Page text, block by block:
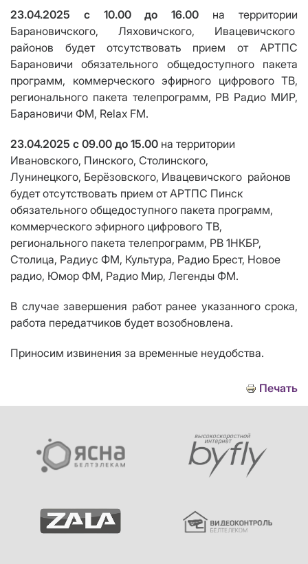
23.04.2025 с 10.00 до 16.00 на территории
Барановичского, Ляховичского, Ивацевичского
районов будет отсутствовать прием от АРТПС
Барановичиобязательного общедоступного пакета
программ, коммерческого эфирного цифрового ТВ,
регионального пакета телепрограмм, РВ Радио МИР,
Барановичи ФМ, Relax FM.
23.04.2025 с 09.00 до 15.00 на территории
Ивановского, Пинского, Столинского,
Лунинецкого, Берёзовского, Ивацевичского районов
будет отсутствовать прием от АРТПС Пинск
обязательного общедоступного пакета программ,
коммерческого эфирного цифрового ТВ,
регионального пакета телепрограмм, РВ 1НКБР,
Столица, Радиус ФМ, Культура, Радио Брест, Новое
радио, Юмор ФМ, Радио Мир, Легенды ФМ.
В случае завершения работ ранее указанного срока,
работа передатчиков будет возобновлена.
Приносим извинения за временные неудобства.
Печать